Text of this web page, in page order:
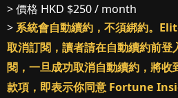
> 價格 HKD $250 / month
>系統會自動續約，不須綁約。
取消訂閱，讀者請在自動續約前登
閱，一旦成功取消自動續約，將收
款項，即表示你同意 Fortune